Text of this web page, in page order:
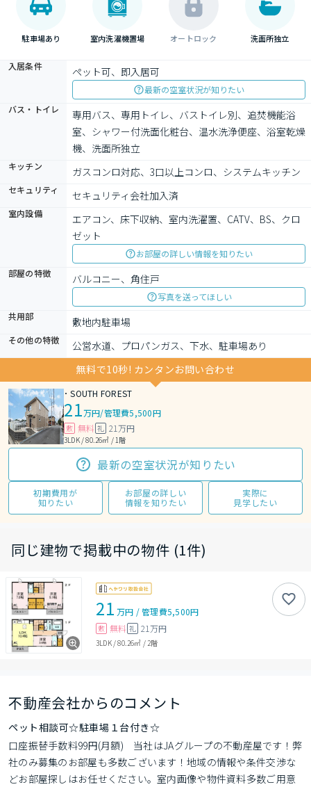
駐車場あり 室内洗濯機置場 オートロック 洗面所独立
入居条件 ペット可、即入居可
最新の空室状況が知りたい
バス・トイレ
専用バス、専用トイレ、バストイレ別、追焚機能浴
室、シャワー付洗面化粧台、温水洗浄便座、浴室乾燥
機、洗面所独立
キッチン ガスコンロ対応、3口以上コンロ、システムキッチン
セキュリティ セキュリティ会社加入済
室内設備
エアコン、床下収納、室内洗濯置、CATV、BS、クロ
ゼット
お部屋の詳しい情報を知りたい
部屋の特徴
バルコニー、角住戸
写真を送ってほしい
共用部
敷地内駐車場
その他の特徴
公営水道、プロパンガス、下水、駐車場あり
無料で10秒! カンタンお問い合わせ
･ SOUTH FOREST
21万円/管理費5,500円
敷 無料 礼 21万円
3LDK / 80.26㎡ / 1階
最新の空室状況が知りたい
初期費用が
知りたい
お部屋の詳しい
情報を知りたい
実際に
見学したい
同じ建物で掲載中の物件 (1件)
21 万円 /管理費5,500円
敷 無料 礼 21万円
3LDK/80.26㎡ /2階
不動産会社からのコメント
ペット相談可☆駐車場１台付き☆
口座振替手数料99円(月額)　当社はJAグループの不動産屋です！弊
社のみ募集のお部屋も多数ございます！地域の情報や条件交渉な
どお部屋探しはお任せください。室内画像や物件資料多数ご用意